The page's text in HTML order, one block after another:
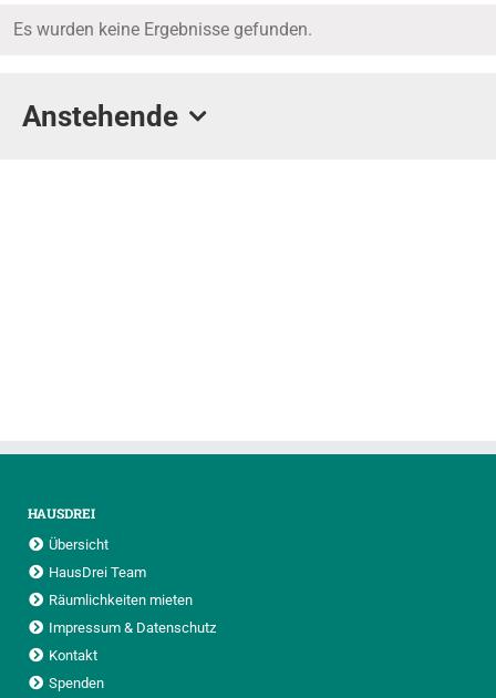
Hinweis
Es wurden keine Ergebnisse gefunden.
Anstehende
HAUSDREI
Übersicht
HausDrei Team
Räumlichkeiten mieten
Impressum & Datenschutz
Kontakt
Spenden